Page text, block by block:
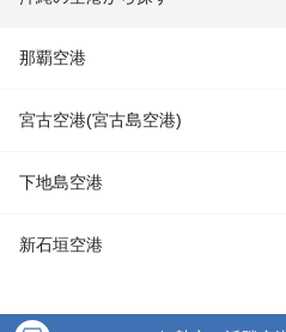
那覇空港
宮古空港(宮古島空港)
下地島空港
新石垣空港